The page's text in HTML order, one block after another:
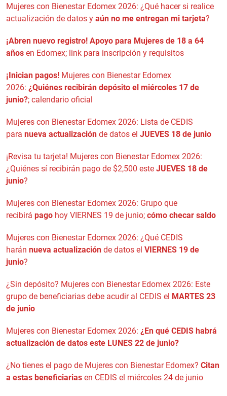
Mujeres con Bienestar Edomex 2026: ¿Qué hacer si realice
actualización de datos y aún no me entregan mi tarjeta?
¡Abren nuevo registro! Apoyo para Mujeres de 18 a 64
años en Edomex; link para inscripción y requisitos
¡Inician pagos! Mujeres con Bienestar Edomex
2026: ¿Quiénes recibirán depósito el miércoles 17 de
junio?; calendario oficial
Mujeres con Bienestar Edomex 2026: Lista de CEDIS
para nueva actualización de datos el JUEVES 18 de junio
¡Revisa tu tarjeta! Mujeres con Bienestar Edomex 2026:
¿Quiénes sí recibirán pago de $2,500 este JUEVES 18 de
junio?
Mujeres con Bienestar Edomex 2026: Grupo que
recibirá pago hoy VIERNES 19 de junio; cómo checar saldo
Mujeres con Bienestar Edomex 2026: ¿Qué CEDIS
harán nueva actualización de datos el VIERNES 19 de
junio?
¿Sin depósito? Mujeres con Bienestar Edomex 2026: Este
grupo de beneficiarias debe acudir al CEDIS el MARTES 23
de junio
Mujeres con Bienestar Edomex 2026: ¿En qué CEDIS habrá
actualización de datos este LUNES 22 de junio?
¿No tienes el pago de Mujeres con Bienestar Edomex? Citan
a estas beneficiarias en CEDIS el miércoles 24 de junio